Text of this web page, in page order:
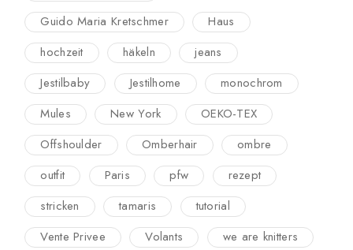
Guido Maria Kretschmer
Haus
hochzeit
häkeln
jeans
Jestilbaby
Jestilhome
monochrom
Mules
New York
OEKO-TEX
Offshoulder
Omberhair
ombre
outfit
Paris pfw
rezept
stricken
tamaris
tutorial
Vente Privee
Volants
we are knitters